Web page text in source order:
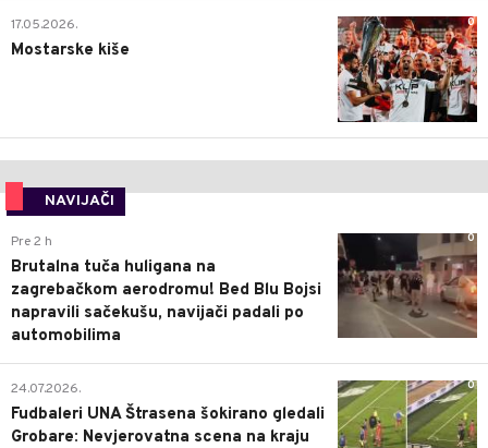
0
17.05.2026.
Mostarske kiše
NAVIJAČI
0
Pre 2 h
Brutalna tuča huligana na
zagrebačkom aerodromu! Bed Blu Bojsi
napravili sačekušu, navijači padali po
automobilima
0
24.07.2026.
Fudbaleri UNA Štrasena šokirano gledali
Grobare: Nevjerovatna scena na kraju